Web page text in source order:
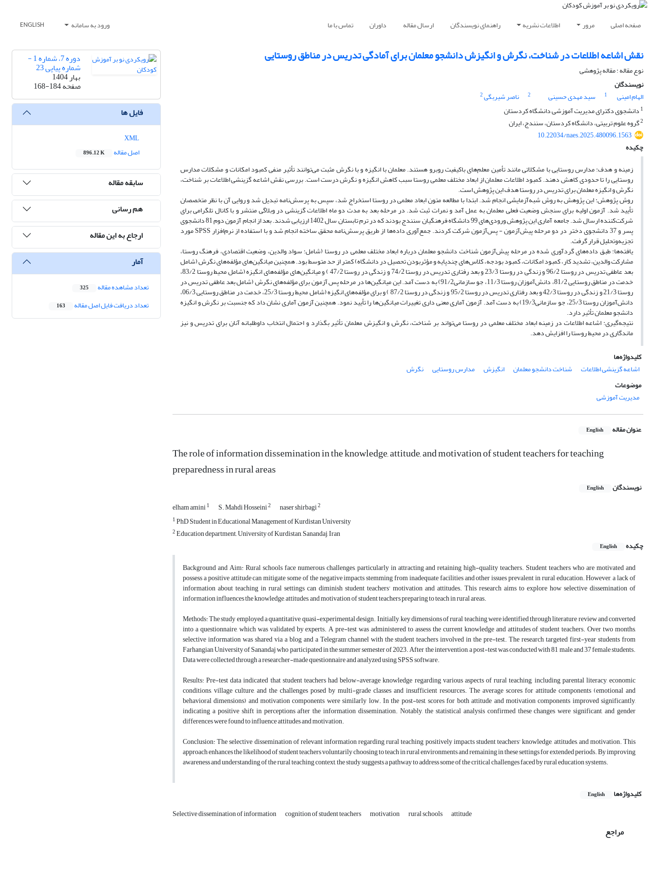
صفحه اصلی مرور اطلاعات نشریه راهنمای نویسندگان ارسال مقاله داوران تماس با ما ورود به سامانه ENGLISH
نقش اشاعه اطلاعات در شناخت، نگرش و انگیزش دانشجو معلمان برای آمادگی تدریس در مناطق روستایی
نوع مقاله : مقاله پژوهشی
نویسندگان
الهام امینی
1 سید مهدی حسینی 2 ناصر شیربگی2
1 دانشجوی دکترای مدیریت آموزشی دانشگاه کردستان
2گروه علوم تربیتی، دانشگاه کردستان، سنندج، ایران
10.22034/naes.2025.480096.1563
چکیده
زمینه و هدف: مدارس روستایی با مشکلاتی مانند تأمین معلم‌های باکیفیت روبرو هستند. معلمان با انگیزه و با نگرش مثبت می‌توانند تأثیر منفی کمبود امکانات و مشکلات مدارس
روستایی را تا حدودی کاهش دهند. کمبود اطلاعات معلمان از ابعاد مختلف معلمی روستا سبب کاهش انگیزه و نگرش درست است. بررسی نقش اشاعه گزینشی اطلاعات بر شناخت،
نگرش و انگیزه معلمان برای تدریس در روستا هدف این پژوهش است.
روش پژوهش: این پژوهش به روش شبه‌آزمایشی انجام شد. ابتدا با مطالعه متون ابعاد معلمی در روستا استخراج شد، سپس به پرسش‌نامه تبدیل شد و روایی آن با نظر متخصصان
تأیید شد. آزمون اولیه برای سنجش وضعیت فعلی معلمان به عمل آمد و نمرات ثبت شد. در مرحله بعد به مدت دو ماه اطلاعات گزینشی در وبلاگی منتشر و با کانال تلگرامی برای
شرکت‌کننده ارسال شد. جامعه آماری این پژوهش ورودی‌های 99 دانشگاه فرهنگیان سنندج بودند که در ترم تابستان سال 1402 ارزیابی شدند. بعد از انجام آزمون دوم 81 دانشجوی
پسر و 37 دانشجوی دختر در دو مرحله پیش‌آزمون - پس‌آزمون شرکت کردند. جمع‌آوری داده‌ها از طریق پرسش‌نامه محقق ساخته انجام شد و با استفاده از نرم‌افزار SPSS مورد
تجزیه‌وتحلیل قرار گرفت.
یافته‌ها: طبق داده‌های گردآوری شده در مرحله پیش‌آزمون شناخت دانشجو معلمان درباره ابعاد مختلف معلمی در روستا (شامل: سواد والدین، وضعیت اقتصادی، فرهنگ روستا،
مشارکت والدین، تشدید کار، کمبود امکانات، کمبود بودجه، کلاس‌های چندپایه و مؤثربودن تحصیل در دانشگاه) کمتر از حد متوسط بود. همچنین میانگین‌های مؤلفه‌های نگرش (شامل
بعد عاطفی تدریس در روستا 96/2 و زندگی در روستا 23/3 و بعد رفتاری تدریس در روستا 74/2 و زندگی در روستا 47/2 ) و میانگین‌های مؤلفه‌های انگیزه (شامل محیط روستا 83/2،
خدمت در مناطق روستایی 81/2، دانش‌آموزان روستا 11/3، جو سازمانی91/2) به دست آمد. این میانگین‌ها در مرحله پس آزمون برای مؤلفه‌های نگرش (شامل بعد عاطفی تدریس در
روستا 21/3 و زندگی در روستا 42/3 و بعد رفتاری تدریس در روستا 95/2 و زندگی در روستا 87/2 ) و برای مؤلفه‌های انگیزه (شامل محیط روستا 25/3، خدمت در مناطق روستایی 06/3،
دانش‌آموزان روستا 25/3، جو سازمانی19/3) به دست آمد. آزمون آماری معنی داری تغییرات میانگین‌ها را تأیید نمود. همچنین آزمون آماری نشان داد که جنسبت بر نگرش و انگیزه
دانشجو معلمان تأثیر دارد.
نتیجه‌گیری: اشاعه اطلاعات در زمینه ابعاد مختلف معلمی در روستا می‌تواند بر شناخت، نگرش و انگیزش معلمان تأثیر بگذارد و احتمال انتخاب داوطلبانه آنان برای تدریس و نیز
ماندگاری در محیط روستا را افزایش دهد.
کلیدواژه‌ها
اشاعه گزینشی اطلاعات
شناخت دانشجو معلمان انگیزش مدارس روستایی
نگرش
موضوعات
مدیریت آموزشی
عنوان مقاله English
The role of information dissemination in the knowledge, attitude, and motivation of student teachers for teaching
preparedness in rural areas
نویسندگان English
elham amini1 S. Mahdi Hosseini2 naser shirbagi2
1PhD Student in Educational Management of Kurdistan University
2Education department,, University of Kurdistan, Sanandaj, Iran
چکیده
English
Background and Aim: Rural schools face numerous challenges, particularly in attracting and retaining high-quality teachers. Student teachers who are motivated and
possess a positive attitude can mitigate some of the negative impacts stemming from inadequate facilities and other issues prevalent in rural education. However, a lack of
information about teaching in rural settings can diminish student teachers' motivation and attitudes. This research aims to explore how selective dissemination of
information influences the knowledge, attitudes, and motivation of student teachers preparing to teach in rural areas.
Methods: The study employed a quantitative, quasi-experimental design. Initially, key dimensions of rural teaching were identified through literature review and converted
into a questionnaire, which was validated by experts. A pre-test was administered to assess the current knowledge and attitudes of student teachers. Over two months,
selective information was shared via a blog and a Telegram channel with the student teachers involved in the pre-test. The research targeted first-year students from
Farhangian University of Sanandaj who participated in the summer semester of 2023. After the intervention, a post-test was conducted with 81 male and 37 female students.
Data were collected through a researcher-made questionnaire and analyzed using SPSS software.
Results: Pre-test data indicated that student teachers had below-average knowledge regarding various aspects of rural teaching, including parental literacy, economic
conditions, village culture, and the challenges posed by multi-grade classes and insufficient resources. The average scores for attitude components (emotional and
behavioral dimensions) and motivation components were similarly low. In the post-test, scores for both attitude and motivation components improved significantly,
indicating a positive shift in perceptions after the information dissemination. Notably, the statistical analysis confirmed these changes were significant, and gender
differences were found to influence attitudes and motivation.
Conclusion: The selective dissemination of relevant information regarding rural teaching positively impacts student teachers' knowledge, attitudes, and motivation. This
approach enhances the likelihood of student teachers voluntarily choosing to teach in rural environments and remaining in these settings for extended periods. By improving
awareness and understanding of the rural teaching context, the study suggests a pathway to address some of the critical challenges faced by rural education systems.
کلیدواژه‌ها English
Selective dissemination of information cognition of student teachers motivation rural schools attitude
مراجع
دوره 7، شماره 1 -
شماره پیاپی 23
بهار 1404
صفحه168-184
فایل ها
اصل مقاله
896.12 K
سابقه مقاله
هم رسانی
ارجاع به این مقاله
آمار
تعداد مشاهده مقاله 325
تعداد دریافت فایل اصل مقاله 163